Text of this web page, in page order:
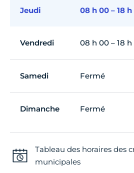
Jeudi 08 h 00 – 18 h
Vendredi 08 h 00 – 18 h
Samedi Fermé
Dimanche Fermé
Tableau des horaires des
municipales